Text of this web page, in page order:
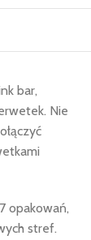
bar,
Nie
opakowań,
stref.